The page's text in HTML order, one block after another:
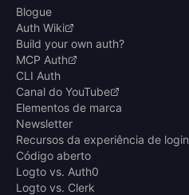
Blogue
Auth Wiki
Build your own auth?
MCP Auth
CLI Auth
Canal do YouTube
Elementos de marca
Newsletter
Recursos da experiência de login
Código aberto
Logto vs. Auth0
Logto vs. Clerk